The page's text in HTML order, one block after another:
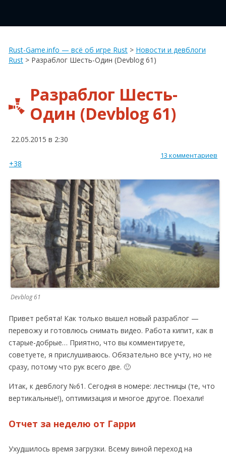
Rust-Game.info — всё об игре Rust > Новости и девблоги
Rust > Разраблог Шесть-Один (Devblog 61)
Разраблог Шесть-
Один (Devblog 61)
22.05.2015 в 2:30
13 комментариев
+38
Devblog 61
Привет ребята! Как только вышел новый разраблог —
перевожу и готовлюсь снимать видео. Работа кипит, как в
старые-добрые… Приятно, что вы комментируете,
советуете, я прислушиваюсь. Обязательно все учту, но не
сразу, потому что рук всего две. 🙂
Итак, к девблогу №61. Сегодня в номере: лестницы (те, что
вертикальные!), оптимизация и многое другое. Поехали!
Отчет за неделю от Гарри
Ухудшилось время загрузки. Всему виной переход на